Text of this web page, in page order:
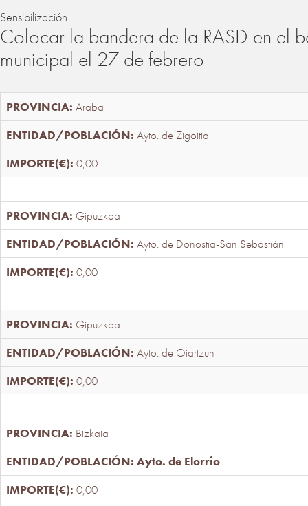
Sensibilización
Colocar la bandera de la RASD en el
municipal el 27 de febrero
Araba
Ayto. de Zigoitia
0,00
Gipuzkoa
Ayto. de Donostia-San Sebastián
0,00
Gipuzkoa
Ayto. de Oiartzun
0,00
Bizkaia
Ayto. de Elorrio
0,00